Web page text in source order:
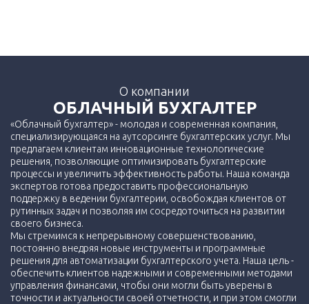
О компании
ОБЛАЧНЫЙ БУХГАЛТЕР
«Облачный бухгалтер» - молодая и современная компания,
специализирующаяся на аутсорсинге бухгалтерских услуг. Мы
предлагаем клиентам инновационные технологические
решения, позволяющие оптимизировать бухгалтерские
процессы и увеличить эффективность работы. Наша команда
экспертов готова предоставить профессиональную
поддержку в ведении бухгалтерии, освобождая клиентов от
рутинных задач и позволяя им сосредоточиться на развитии
своего бизнеса.
Мы стремимся к непрерывному совершенствованию,
постоянно внедряя новые инструменты и программные
решения для автоматизации бухгалтерского учета. Наша цель -
обеспечить клиентов надежными и современными методами
управления финансами, чтобы они могли быть уверены в
точности и актуальности своей отчетности, и при этом смогли